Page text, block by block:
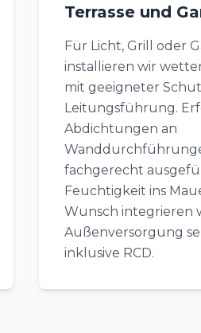
Terrasse und
Für Licht, Grill oder
installieren wir
mit geeigneter
Leitungsführung.
Abdichtungen an
fachgerecht
Feuchtigkeit ins
Wunsch integrieren
Außenversorgung
inklusive RCD.